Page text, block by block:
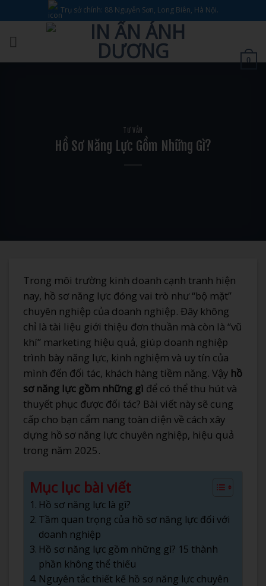
qua
nội
dung
Trụ sở chính: 88 Nguyễn Sơn, Long Biên, Hà Nội.
0
TƯ VẤN
Hồ Sơ Năng Lực Gồm Những Gì?
Trong môi trường kinh doanh cạnh tranh hiện
nay, hồ sơ năng lực đóng vai trò như “bộ mặt”
chuyên nghiệp của doanh nghiệp. Đây không
chỉ là tài liệu giới thiệu đơn thuần mà còn là “vũ
khí” marketing hiệu quả, giúp doanh nghiệp
trình bày năng lực, kinh nghiệm và uy tín của
mình đến đối tác, khách hàng tiềm năng. Vậy hồ
sơ năng lực gồm những gì để có thể thu hút và
thuyết phục được đối tác? Bài viết này sẽ cung
cấp cho bạn cẩm nang toàn diện về cách xây
dựng hồ sơ năng lực chuyên nghiệp, hiệu quả
trong năm 2025.
Mục lục bài viết
Hồ sơ năng lực là gì?
Tầm quan trọng của hồ sơ năng lực đối với
doanh nghiệp
Hồ sơ năng lực gồm những gì? 15 thành
phần không thể thiếu
Nguyên tắc thiết kế hồ sơ năng lực chuyên